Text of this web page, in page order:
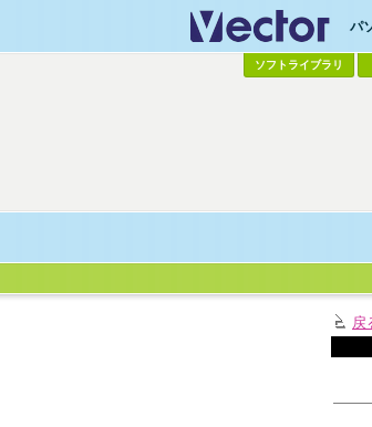
パ
ソフトライブラリ
戻